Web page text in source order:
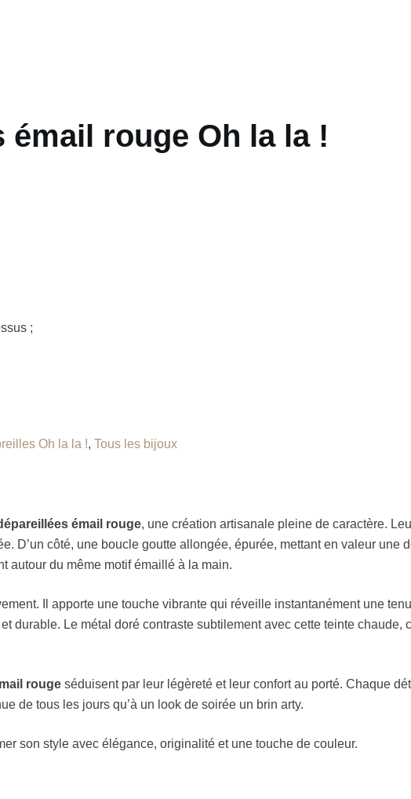
émail rouge Oh la la !
;
Oh la la !, Tous les bijoux
émail rouge, une création artisanale pleine de caractère.
D’un côté, une boucle goutte allongée, épurée, mettant en valeur une
autour du même motif émaillé à la main.
Il apporte une touche vibrante qui réveille instantanément une
durable. Le métal doré contraste subtilement avec cette teinte chaude,
rouge séduisent par leur légèreté et leur confort au porté. Chaque
de tous les jours qu’à un look de soirée un brin arty.
son style avec élégance, originalité et une touche de couleur.